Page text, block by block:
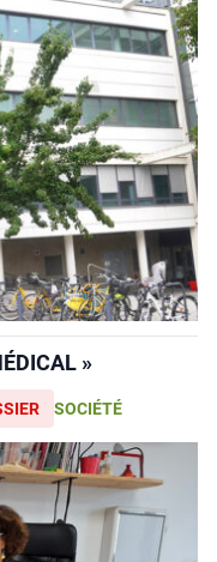
»
SOCIÉTÉ